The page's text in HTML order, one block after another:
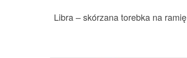
Libra – skórzana torebka na ramię